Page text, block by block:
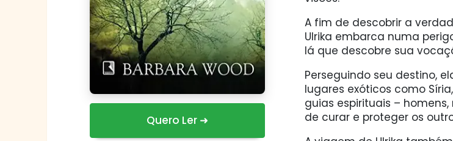
Quero Ler ➜
A fim de descobrir a
Ulrika embarca numa
lá que descobre sua
Perseguindo seu destino,
lugares exóticos como
guias espirituais –
de curar e proteger os